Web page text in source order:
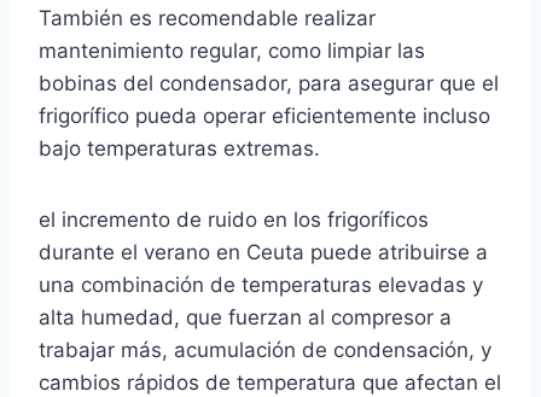
También es recomendable realizar
mantenimiento regular, como limpiar las
bobinas del condensador, para asegurar que el
frigorífico pueda operar eficientemente incluso
bajo temperaturas extremas.
el incremento de ruido en los frigoríficos
durante el verano en Ceuta puede atribuirse a
una combinación de temperaturas elevadas y
alta humedad, que fuerzan al compresor a
trabajar más, acumulación de condensación, y
cambios rápidos de temperatura que afectan el